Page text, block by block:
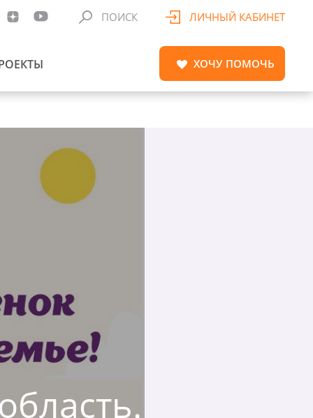
ПОИСК ЛИЧНЫЙ КАБИНЕТ
ХОЧУ ПОМОЧЬ